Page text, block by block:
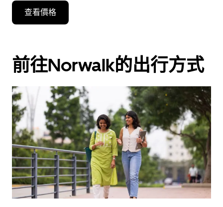
下
箭
咀
即
可
使
用
日
曆
和
選
擇
日
查看價格
前往Norwalk的出行方式